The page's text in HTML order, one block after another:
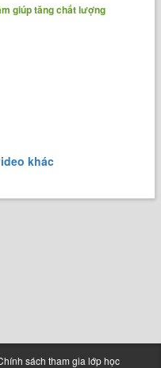
giúp tăng chất lượng
khác
sách tham gia lớp học